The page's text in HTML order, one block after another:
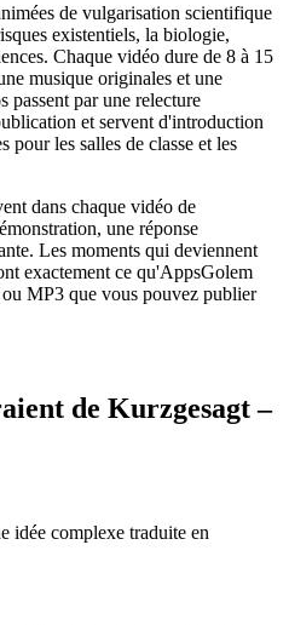
de vulgarisation scientifique
existentiels, la biologie,
Chaque vidéo dure de 8 à 15
musique originales et une
passent par une relecture
et servent d'introduction
pour les salles de classe et les
dans chaque vidéo de
une réponse
Les moments qui deviennent
exactement ce qu'AppsGolem
MP3 que vous pouvez publier
de Kurzgesagt –
idée complexe traduite en